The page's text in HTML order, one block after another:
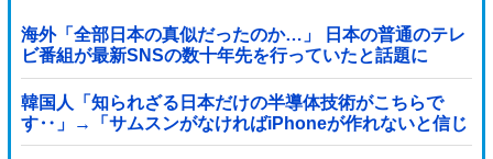
海外「全部日本の真似だったのか…」 日本の普通のテレ
ビ番組が最新SNSの数十年先を行っていたと話題に
韓国人「知られざる日本だけの半導体技術がこちらで
す‥」→「サムスンがなければiPhoneが作れないと信じ
ていたのに‥」